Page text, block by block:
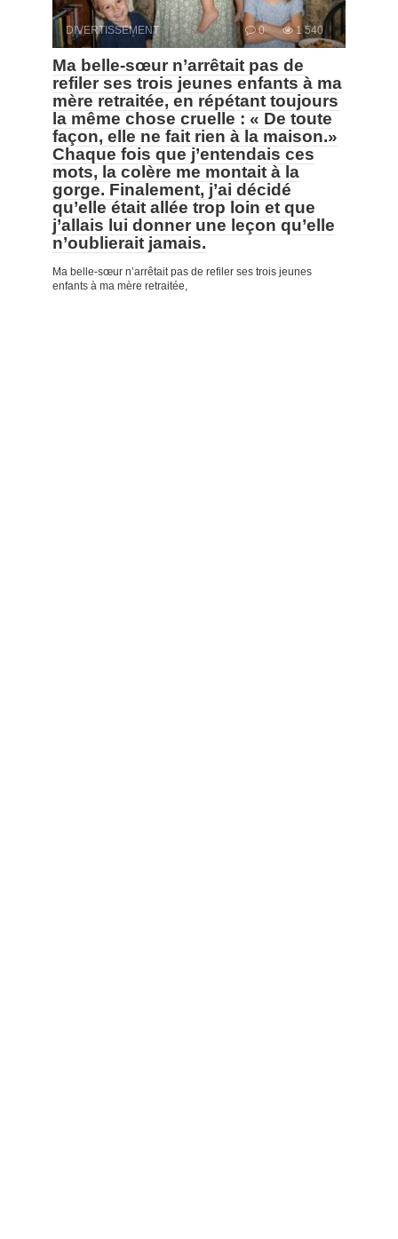
DIVERTISSEMENT 0 1 540
Ma belle-sœur n’arrêtait pas de
refiler ses trois jeunes enfants à ma
mère retraitée, en répétant toujours
la même chose cruelle : « De toute
façon, elle ne fait rien à la maison.»
Chaque fois que j’entendais ces
mots, la colère me montait à la
gorge. Finalement, j’ai décidé
qu’elle était allée trop loin et que
j’allais lui donner une leçon qu’elle
n’oublierait jamais.
Ma belle-sœur n’arrêtait pas de refiler ses trois jeunes
enfants à ma mère retraitée,